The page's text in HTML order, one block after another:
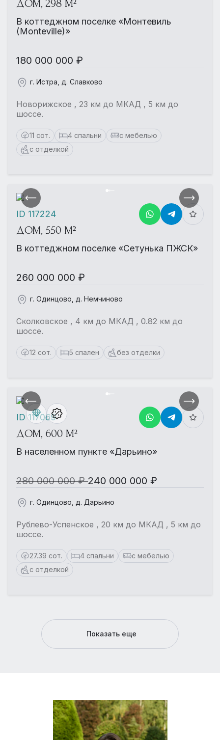
ДОМ, 298 М²
В коттеджном поселке «Монтевиль
(Monteville)»
180 000 000 ₽
г. Истра, д. Славково
Новорижское , 23 км до МКАД , 5 км до
шоссе.
11 сот. 4 спальни
с мебелью
с отделкой
ДОМ, 550 М²
В коттеджном поселке «Сетунька ПЖСК»
260 000 000 ₽
г. Одинцово, д. Немчиново
Сколковское , 4 км до МКАД , 0.82 км до
шоссе.
12 сот. 5 спален без отделки
ID 117224
ДОМ, 600 М²
В населенном пункте «Дарьино»
280 000 000 ₽240 000 000 ₽
г. Одинцово, д. Дарьино
Рублево-Успенское , 20 км до МКАД , 5 км до
шоссе.
27.39 сот. 4 спальни
с мебелью
с отделкой
ID 117069
Показать еще